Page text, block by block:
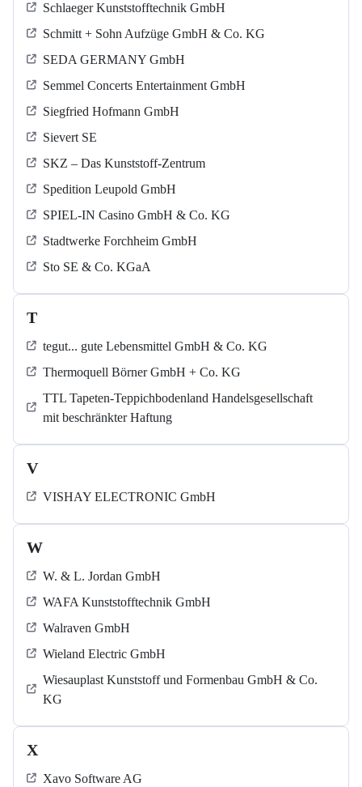
Schlaeger Kunststofftechnik GmbH
Schmitt + Sohn Aufzüge GmbH & Co. KG
SEDA GERMANY GmbH
Semmel Concerts Entertainment GmbH
Siegfried Hofmann GmbH
Sievert SE
SKZ – Das Kunststoff-Zentrum
Spedition Leupold GmbH
SPIEL-IN Casino GmbH & Co. KG
Stadtwerke Forchheim GmbH
Sto SE & Co. KGaA
T
tegut... gute Lebensmittel GmbH & Co. KG
Thermoquell Börner GmbH + Co. KG
TTL Tapeten-Teppichbodenland Handelsgesellschaft
mit beschränkter Haftung
V
VISHAY ELECTRONIC GmbH
W
W. & L. Jordan GmbH
WAFA Kunststofftechnik GmbH
Walraven GmbH
Wieland Electric GmbH
Wiesauplast Kunststoff und Formenbau GmbH & Co.
KG
X
Xavo Software AG